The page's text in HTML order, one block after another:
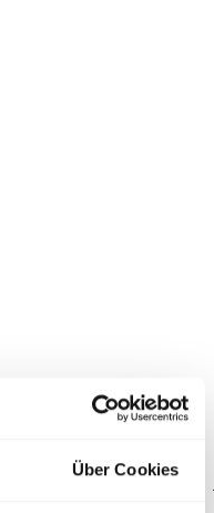
Über Cookies